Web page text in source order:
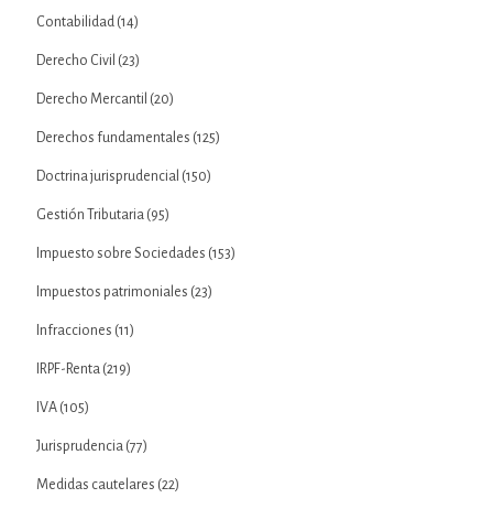
Contabilidad (14)
Derecho Civil (23)
Derecho Mercantil (20)
Derechos fundamentales (125)
Doctrina jurisprudencial (150)
Gestión Tributaria (95)
Impuesto sobre Sociedades (153)
Impuestos patrimoniales (23)
Infracciones (11)
IRPF-Renta (219)
IVA (105)
Jurisprudencia (77)
Medidas cautelares (22)